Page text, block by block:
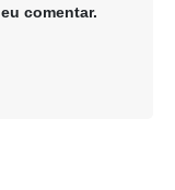
comentar.